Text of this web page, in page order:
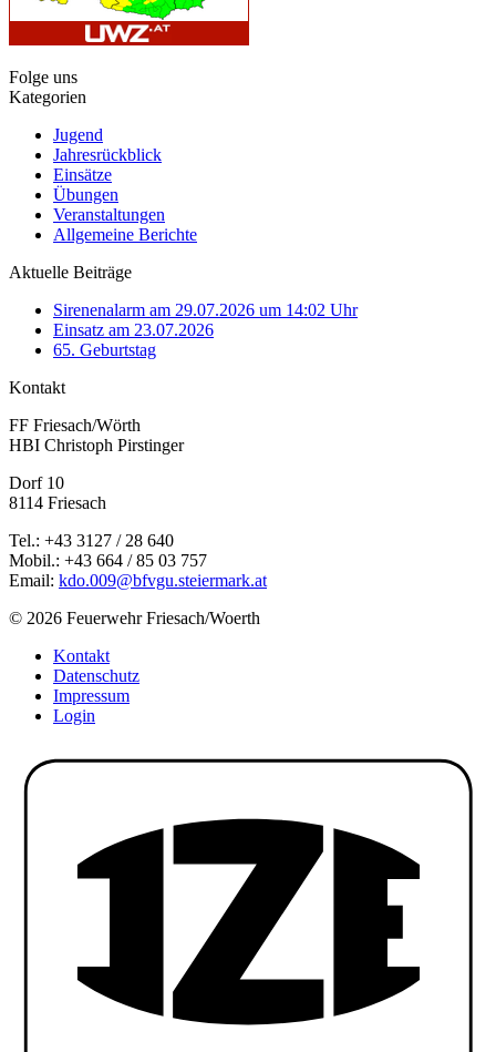
Folge uns
Kategorien
Jugend
Jahresrückblick
Einsätze
Übungen
Veranstaltungen
Allgemeine Berichte
Aktuelle Beiträge
Sirenenalarm am 29.07.2026 um 14:02 Uhr
Einsatz am 23.07.2026
65. Geburtstag
Kontakt
FF Friesach/Wörth
HBI Christoph Pirstinger
Dorf 10
8114 Friesach
Tel.: +43 3127 / 28 640
Mobil.: +43 664 / 85 03 757
Email: kdo.009@bfvgu.steiermark.at
© 2026 Feuerwehr Friesach/Woerth
Kontakt
Datenschutz
Impressum
Login